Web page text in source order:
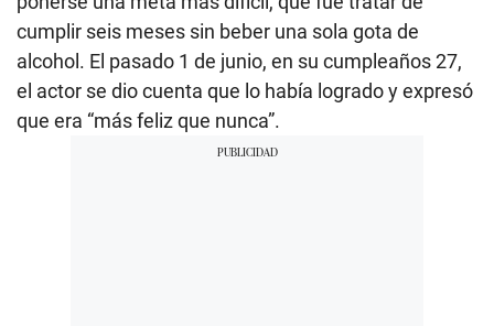
cumplir seis meses sin beber una sola gota de
alcohol. El pasado 1 de junio, en su cumpleaños 27,
el actor se dio cuenta que lo había logrado y expresó
que era “más feliz que nunca”.